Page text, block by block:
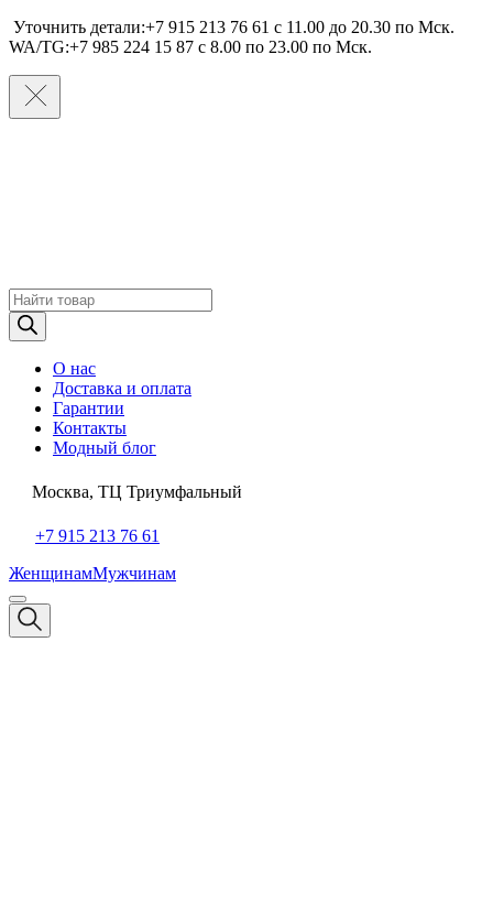
Уточнить детали:+7 915 213 76 61 c 11.00 до 20.30 по Мcк.
WA/TG:+7 985 224 15 87 c 8.00 по 23.00 по Мcк.
Поиск
товаров
О нас
Доставка и оплата
Гарантии
Контакты
Модный блог
Москва, ТЦ Триумфальный
+7 915 213 76 61
ЖенщинамМужчинам